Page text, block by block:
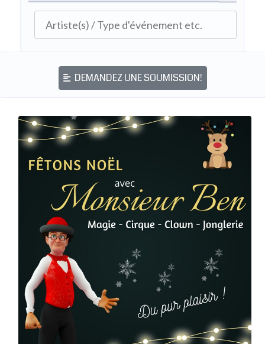
DEMANDEZ UNE SOUMISSION!